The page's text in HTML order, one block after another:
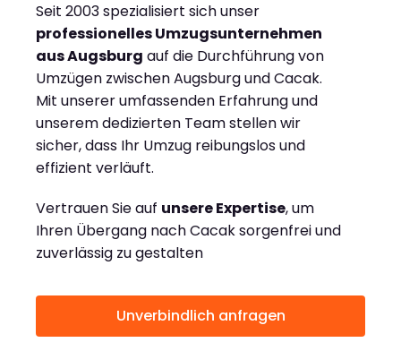
Seit 2003 spezialisiert sich unser
professionelles Umzugsunternehmen
aus Augsburg auf die Durchführung von
Umzügen zwischen Augsburg und Cacak.
Mit unserer umfassenden Erfahrung und
unserem dedizierten Team stellen wir
sicher, dass Ihr Umzug reibungslos und
effizient verläuft.
Vertrauen Sie auf unsere Expertise, um
Ihren Übergang nach Cacak sorgenfrei und
zuverlässig zu gestalten
Unverbindlich anfragen